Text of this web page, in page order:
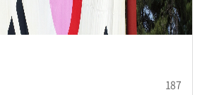
187